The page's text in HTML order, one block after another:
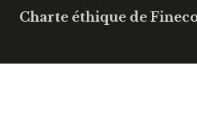
Charte éthique de